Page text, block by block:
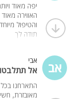
יפה מאוד
האווירה
והטיפול מיוחד
תודה לך
אב אבי
אל
מאובזרת,